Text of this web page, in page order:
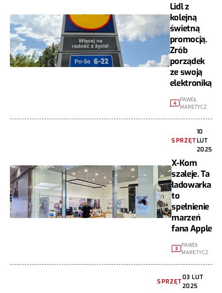
Lidl z
kolejną
świetną
promocją.
Zrób
porządek
ze swoją
elektroniką
4 PAWEŁ
MARETYCZ
SPRZĘT
10
LUT
2025
X-Kom
szaleje. Ta
ładowarka
to
spełnienie
marzeń
fana Apple
3
PAWEŁ
MARETYCZ
SPRZĘT
03 LUT
2025